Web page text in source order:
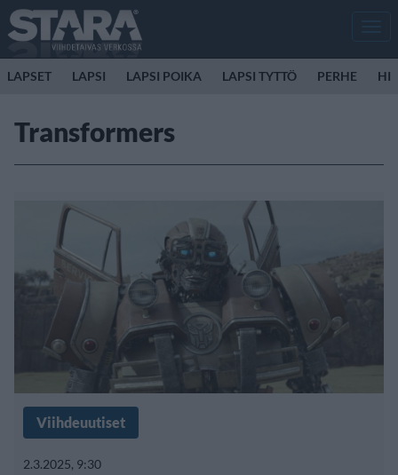
LAPSET LAPSI LAPSI POIKA LAPSI TYTTÖ PERHE
Transformers
Viihdeuutiset
2.3.2025, 9:30